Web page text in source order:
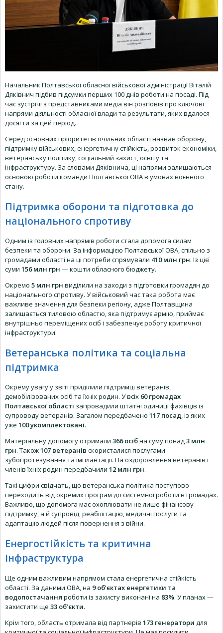
Начальник Полтавської обласної військової адміністрації Віталій
Дяківнич підбив підсумки перших 100 днів роботи на посаді. Під
час зустрічі з представниками медіа він розповів про ключові
напрями діяльності обласної влади та результати, яких вдалося
досягти за цей період.
Серед основних пріоритетів очільник області назвав оборону,
підтримку військових, енергетичну стійкість, розвиток економіки,
ветеранську політику, соціальний захист, освіту та
інфраструктуру. За словами Дяківнича, ці напрями залишаються
основою роботи команди Полтавської ОВА в умовах воєнного
стану.
Підтримка оборони та підготовка до
національного спротиву
Одним із головних напрямів роботи стала допомога силам
безпеки та оборони. За інформацією Полтавської ОВА, спільно з
громадами області на ці потреби спрямували 410 млн грн. Із цієї
суми 156 млн грн — кошти обласного бюджету.
Окремо 5 млн грн виділили на заходи з підготовки громадян до
національного спротиву. У військовий час така робота має
важливе значення для безпеки регіону, адже Полтавщина
залишається тиловою областю, яка підтримує армію, приймає
внутрішньо переміщених осіб і забезпечує роботу критичної
інфраструктури.
Ветеранська політика та соціальна
підтримка
Окрему увагу у звіті приділили підтримці ветеранів,
демобілізованих осіб та їхніх родин. У всіх 60 громадах
Полтавської області запровадили штатні одиниці фахівців із
супроводу ветеранів. Загалом передбачено 117 посад, із яких
уже 100 укомплектовані.
Матеріальну допомогу отримали 366 осібна суму понад3 млн
грн. Також107 ветеранів скористалися послугами
зубопротезування та імплантації. На оздоровлення ветеранів і
членів їхніх родин передбачили 12 млн грн.
Такі цифри свідчать, що ветеранська політика поступово
переходить від окремих програм до системної роботи в громадах.
Важливо, що допомога має охоплювати не лише фінансову
підтримку, а й супровід, реабілітацію, медичні послуги та
адаптацію людей після повернення з війни.
Енергостійкість та критична
інфраструктура
Ще одним важливим напрямом стала енергетична стійкість
області. За даними ОВА, на 9 об’єктах енергетики та
водопостачання роботи із захисту виконані на 83%. У планах —
захистити ще 33 об’єкти.
Крім того, область отримала від партнерів 173 генератори для